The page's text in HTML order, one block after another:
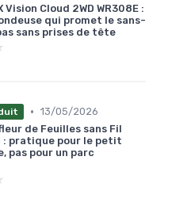
Vision Cloud 2WD WR308E :
qui promet le sans-
sans prises de tête
• 13/05/2026
de Feuilles sans Fil
: pratique pour le petit
pas pour un parc